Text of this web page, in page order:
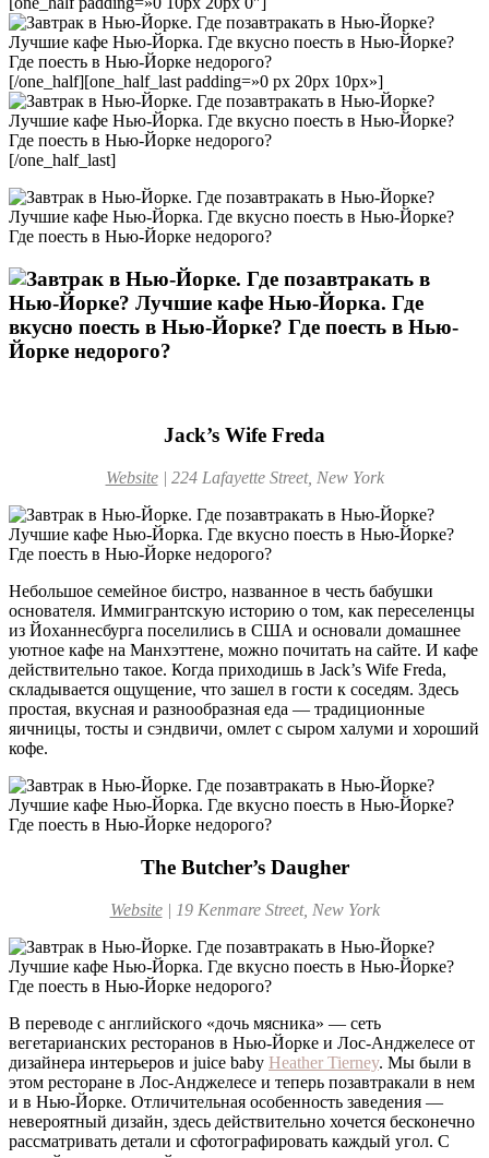
[/one_half][one_half_last padding=»0 px 20px 10px»]
[/one_half_last]
Jack’s Wife Freda
Website | 224 Lafayette Street, New York
Небольшое семейное бистро, названное в честь бабушки
основателя. Иммигрантскую историю о том, как переселенцы
из Йоханнесбурга поселились в США и основали домашнее
уютное кафе на Манхэттене, можно почитать на сайте. И кафе
действительно такое. Когда приходишь в Jack’s Wife Freda,
складывается ощущение, что зашел в гости к соседям. Здесь
простая, вкусная и разнообразная еда — традиционные
яичницы, тосты и сэндвичи, омлет с сыром халуми и хороший
кофе.
The Butcher’s Daugher
Website | 19 Kenmare Street, New York
В переводе с английского «дочь мясника» — сеть
вегетарианских ресторанов в Нью-Йорке и Лос-Анджелесе от
дизайнера интерьеров и juice baby Heather Tierney. Мы были в
этом ресторане в Лос-Анджелесе и теперь позавтракали в нем
и в Нью-Йорке. Отличительная особенность заведения —
невероятный дизайн, здесь действительно хочется бесконечно
рассматривать детали и сфотографировать каждый угол. С